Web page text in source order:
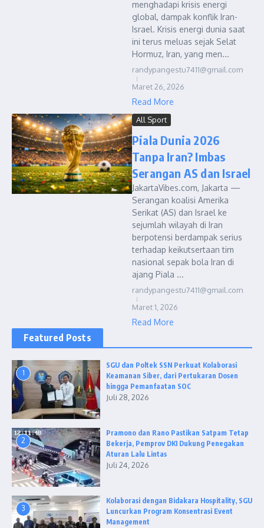
menghadapi krisis energi
global, dampak konflik Iran-
Israel. Krisis energi dunia saat
ini terus meluas sejak Selat
Hormuz, Iran, yang men...
randypangestu7411@gmail.com
Maret 26, 2026
Read More
All Sport
Piala Dunia 2026
Tanpa Iran? Imbas
Serangan AS dan Israel
JakartaVibes.com, Jakarta —
Serangan koalisi Amerika
Serikat (AS) dan Israel ke
sejumlah wilayah di Iran
berpotensi berdampak serius
terhadap keikutsertaan tim
nasional sepak bola Iran di
ajang Piala ...
randypangestu7411@gmail.com
Maret 1, 2026
Read More
Featured Posts
1
SGU dan Poltek SSN Perkuat Kolaborasi
Keamanan Siber, dari Pertukaran Dosen
hingga Pemanfaatan SOC
Juli 28, 2026
2
Pramono dan Rano Pastikan Satpam Tetap
Bekerja, Pemprov DKI Dukung Penegakan
Aturan Lalu Lintas
Juli 24, 2026
3
Kolaborasi dengan Bidakara Hospitality, SGU
Luncurkan Program Konsentrasi Event
Management